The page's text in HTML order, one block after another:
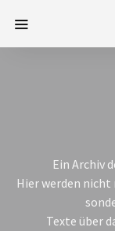
Ein Archiv
Hier werden
Texte über